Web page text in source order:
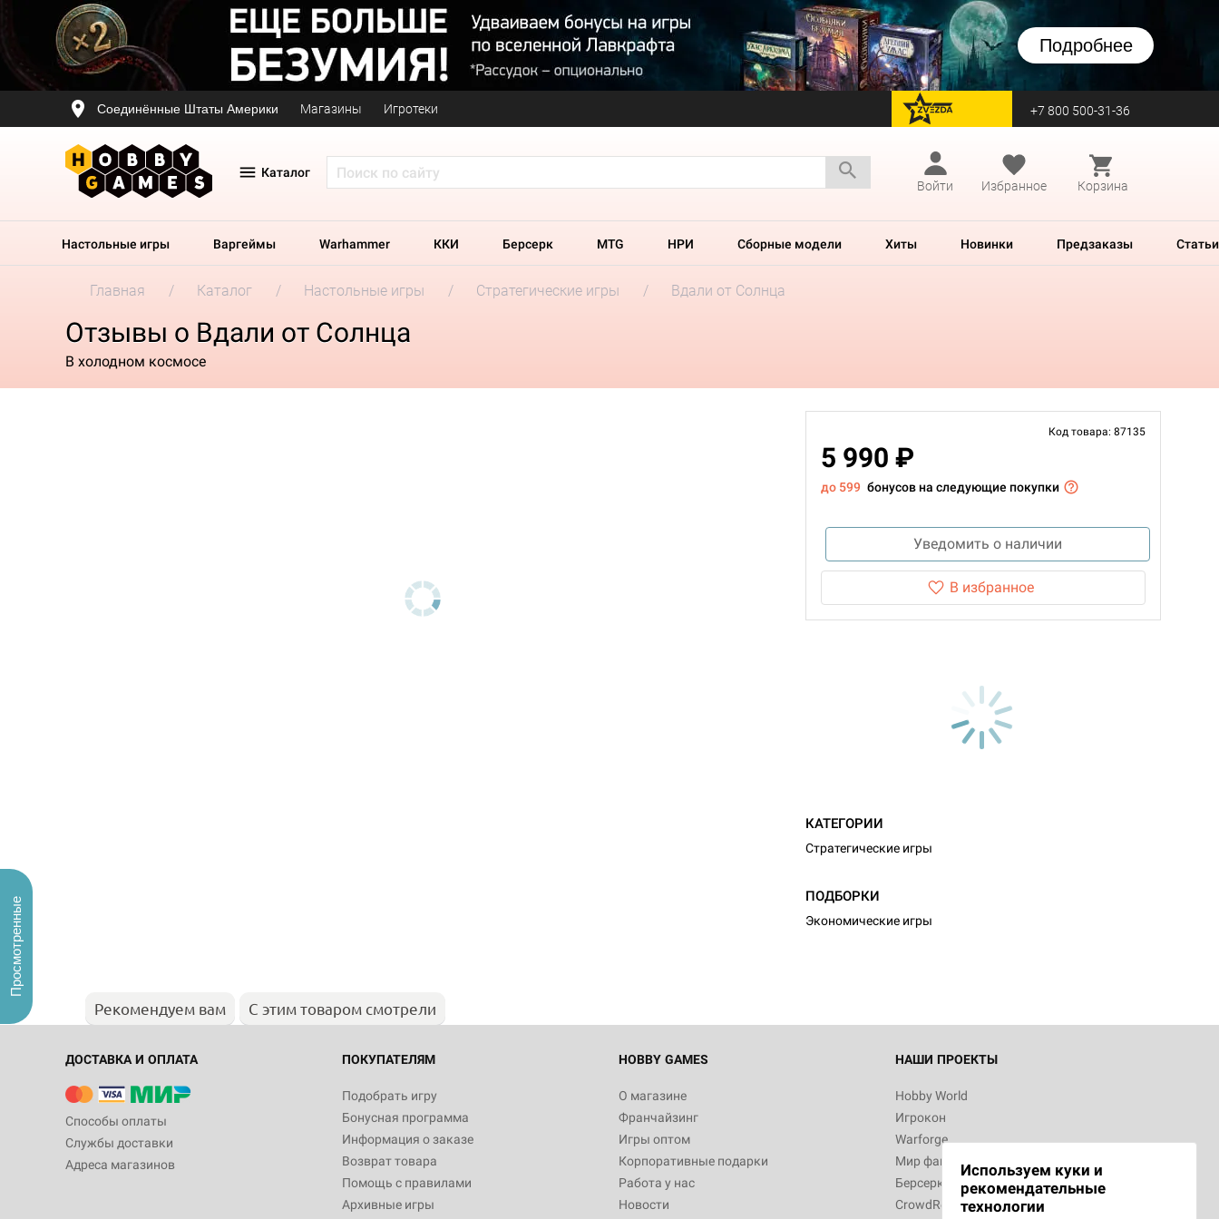
Подробнее
Соединённые Штаты Америки Магазины Игротеки перейти на Zvezda +7 800 500-31-36
Каталог
Войти
Избранное Корзина
Настольные игры Варгеймы Warhammer ККИ Берсерк MTG НРИ Сборные модели Хиты Новинки Предзаказы Статьи
Главная Каталог Настольные игры Стратегические игры Вдали от Солнца
Отзывы о Вдали от Солнца
В холодном космосе
Код товара: 87135
5 990 ₽
до 599 бонусов на следующие покупки
Уведомить о наличии
В избранное
КАТЕГОРИИ
Стратегические игры
ПОДБОРКИ
Экономические игры
Рекомендуем вам С этим товаром смотрели
ДОСТАВКА И ОПЛАТА
Способы оплаты
Службы доставки
Адреса магазинов
ПОКУПАТЕЛЯМ
Подобрать игру
Бонусная программа
Информация о заказе
Возврат товара
Помощь с правилами
Архивные игры
HOBBY GAMES
О магазине
Франчайзинг
Игры оптом
Корпоративные подарки
Работа у нас
Новости
НАШИ ПРОЕКТЫ
Hobby World
Игрокон
Warforge
Мир фантастики
Берсерк
CrowdRepublic
Используем куки и
рекомендательные
технологии
Просмотренные
Настольная игра Hobby World Монстры
Белая смерть
12 990
Настольная игра Hobby World Берсерк.
3 490